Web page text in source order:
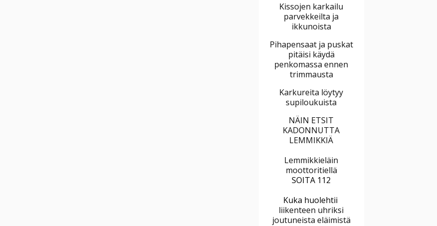
Kissojen karkailu
parvekkeilta ja
ikkunoista
Pihapensaat ja puskat
pitäisi käydä
penkomassa ennen
trimmausta
Karkureita löytyy
supiloukuista
NÄIN ETSIT
KADONNUTTA
LEMMIKKIÄ
Lemmikkieläin
moottoritiellä
SOITA 112
Kuka huolehtii
liikenteen uhriksi
joutuneista eläimistä